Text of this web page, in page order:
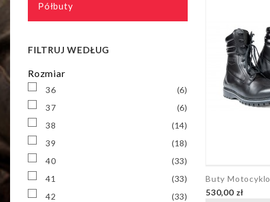
Półbuty
FILTRUJ WEDŁUG
Rozmiar
36
(6)
37
(6)
38
(14)
39
(18)
40
(33)
41
(33)
42
(33)
Buty
530,00 zł